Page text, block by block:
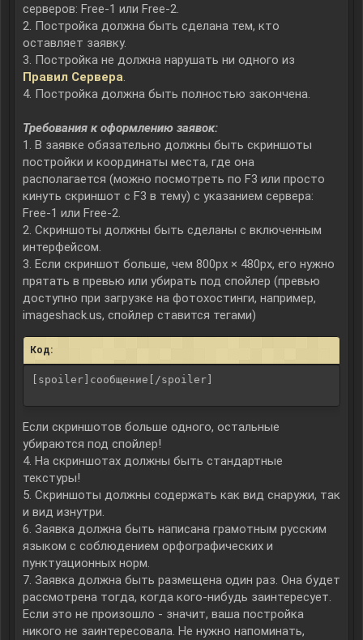
серверов: Free-1 или Free-2.
2. Постройка должна быть сделана тем, кто
оставляет заявку.
3. Постройка не должна нарушать ни одного из
Правил Сервера.
4. Постройка должна быть полностью закончена.
Требования к оформлению заявок:
1. В заявке обязательно должны быть скриншоты
постройки и координаты места, где она
располагается (можно посмотреть по F3 или просто
кинуть скриншот с F3 в тему) с указанием сервера:
Free-1 или Free-2.
2. Скриншоты должны быть сделаны с включенным
интерфейсом.
3. Если скриншот больше, чем 800px × 480px, его нужно
прятать в превью или убирать под спойлер (превью
доступно при загрузке на фотохостинги, например,
imageshack.us, спойлер ставится тегами)
Код:
[spoiler]сообщение[/spoiler]
Если скриншотов больше одного, остальные
убираются под спойлер!
4. На скриншотах должны быть стандартные
текстуры!
5. Скриншоты должны содержать как вид снаружи, так
и вид изнутри.
6. Заявка должна быть написана грамотным русским
языком с соблюдением орфографических и
пунктуационных норм.
7. Заявка должна быть размещена один раз. Она будет
рассмотрена тогда, когда кого-нибудь заинтересует.
Если это не произошло - значит, ваша постройка
никого не заинтересовала. Не нужно напоминать,